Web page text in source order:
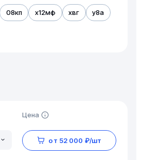
08кп х12мф хвг у8а
Цена
от 52 000 ₽/шт